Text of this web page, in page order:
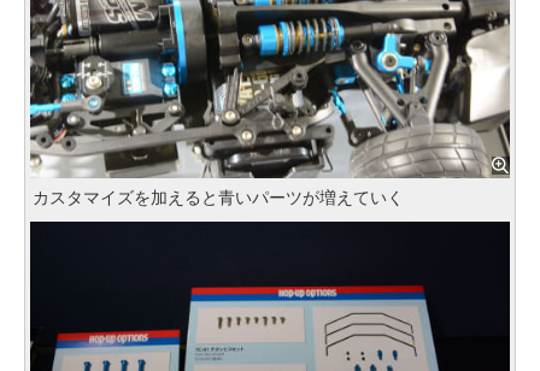
カスタマイズを加えると青いパーツが増えていく